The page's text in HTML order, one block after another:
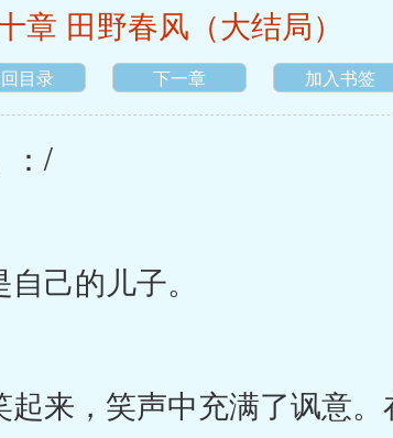
章 田野春风（大结局）
目录 下一章 加入书签
/
己的儿子。
，笑声中充满了讽意。